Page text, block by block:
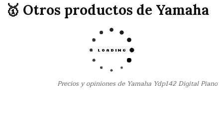
🥇 Otros productos de Yamaha
Precios y opiniones de Yamaha Ydp142 Digital Piano